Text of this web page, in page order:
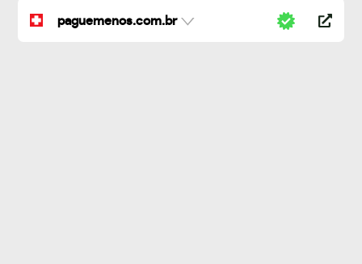
paguemenos.com.br